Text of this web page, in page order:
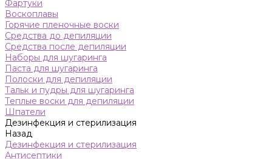
Фартуки
Воскоплавы
Горячие пленочные воски
Средства до депиляции
Средства после депиляции
Наборы для шугаринга
Паста для шугаринга
Полоски для депиляции
Тальк и пудры для шугаринга
Теплые воски для депиляции
Шпатели
Дезинфекция и стерилизация
Назад
Дезинфекция и стерилизация
Антисептики